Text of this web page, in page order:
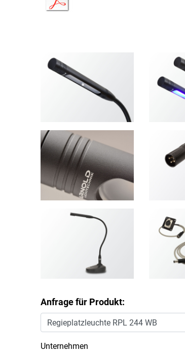
Anfrage für Produkt:
Unternehmen